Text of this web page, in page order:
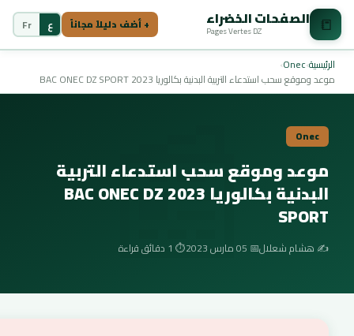
📒 الصفحات الخضراء
Pages Vertes DZ + أضف دليلاً مجاناً ع Fr
الرئيسية›
Onec
›
موعد وموقع سحب استدعاء التربية البدنية بكالوريا 2023 BAC ONEC DZ SPORT
📰 Onec
موعد وموقع سحب استدعاء التربية
البدنية بكالوريا 2023 BAC ONEC DZ
SPORT
✍️ هشام شعلال📅 05 مارس 2023 ⏱️ 1 دقائق قراءة